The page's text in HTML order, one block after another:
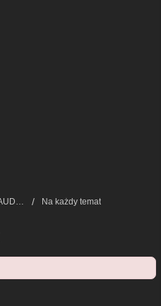
FORUM KLUB AUDI A8 - FORUM PODSTAWOWE Na każdy temat